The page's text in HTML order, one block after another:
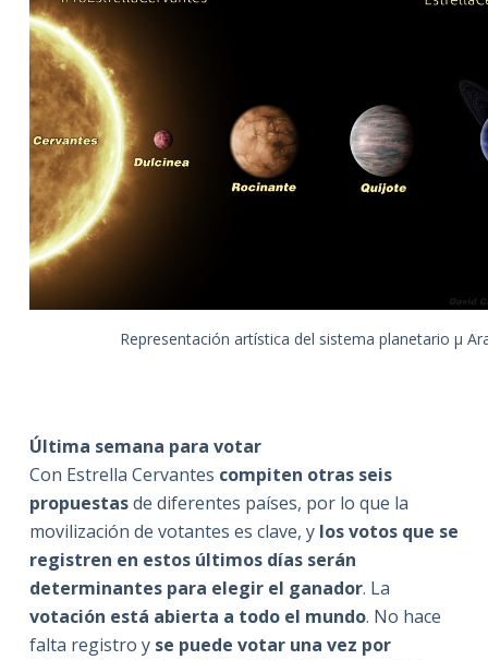
Representación artística del sistema planetario μ
Última semana para votar
Con Estrella Cervantes compiten otras seis
propuestasde diferentes países, por lo que la
movilización de votantes es clave, y los votos que se
registren en estos últimos días serán
determinantes para elegir el ganador. La
votación está abierta a todo el mundo. No hace
falta registro y se puede votar una vez por